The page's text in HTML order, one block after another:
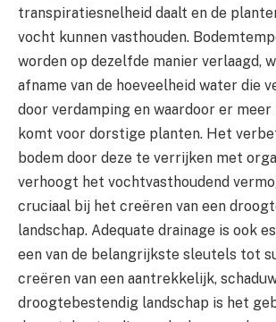
transpiratiesnelheid daalt en de
vocht kunnen vasthouden.
worden op dezelfde manier verlaagd,
afname van de hoeveelheid water die
door verdamping en waardoor er
komt voor dorstige planten. Het
bodem door deze te verrijken met
verhoogt het vochtvasthoudend
cruciaal bij het creëren van een
landschap. Adequate drainage is ook
een van de belangrijkste sleutels tot
creëren van een aantrekkelijk,
droogtebestendig landschap is het